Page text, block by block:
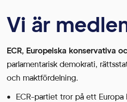
Vi är
ECR, Europeiska konservativa
parlamentarisk demokrati,
och maktfördelning.
ECR-partiet tror på ett